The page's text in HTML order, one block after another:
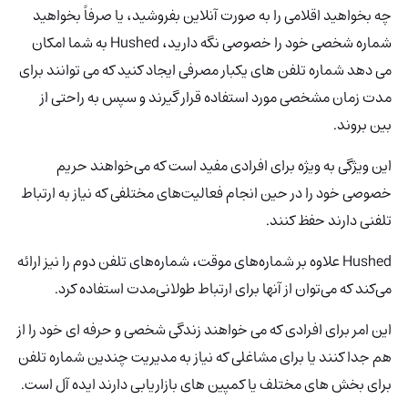
چه بخواهید اقلامی را به صورت آنلاین بفروشید، یا صرفاً بخواهید
شماره شخصی خود را خصوصی نگه دارید، Hushed به شما امکان
می دهد شماره تلفن های یکبار مصرفی ایجاد کنید که می توانند برای
مدت زمان مشخصی مورد استفاده قرار گیرند و سپس به راحتی از
بین بروند.
این ویژگی به ویژه برای افرادی مفید است که می‌خواهند حریم
خصوصی خود را در حین انجام فعالیت‌های مختلفی که نیاز به ارتباط
تلفنی دارند حفظ کنند.
Hushed علاوه بر شماره‌های موقت، شماره‌های تلفن دوم را نیز ارائه
می‌کند که می‌توان از آنها برای ارتباط طولانی‌مدت استفاده کرد.
این امر برای افرادی که می خواهند زندگی شخصی و حرفه ای خود را از
هم جدا کنند یا برای مشاغلی که نیاز به مدیریت چندین شماره تلفن
برای بخش های مختلف یا کمپین های بازاریابی دارند ایده آل است.